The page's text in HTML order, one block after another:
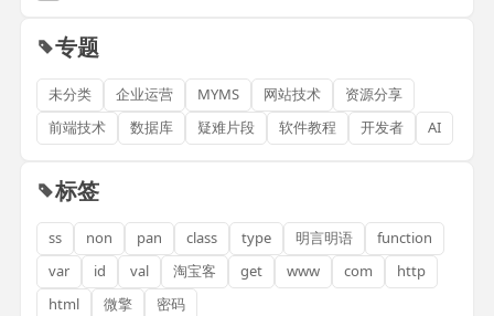
专题
未分类 企业运营 MYMS 网站技术
资源分享
前端技术
数据库 疑难片段 软件教程 开发者 AI
标签
ss non pan class type 明言明语
function
var
id val 淘宝客 get www com
http
html
微擎 密码